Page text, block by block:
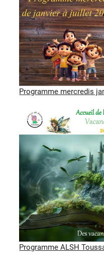
Programme mercredis
Programme ALSH